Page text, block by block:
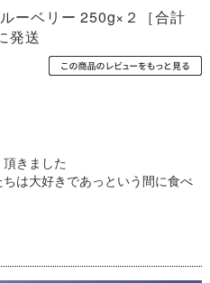
ーベリー 250g×２［合計
発送
きました
は大好きであっという間に食べ